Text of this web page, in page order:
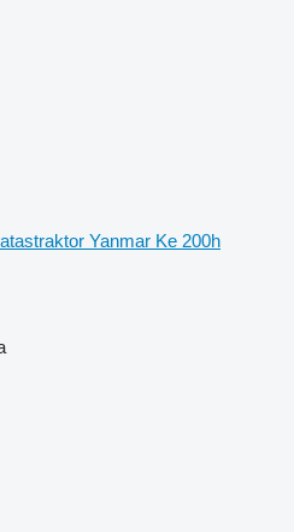
Yanmar Ke 200h